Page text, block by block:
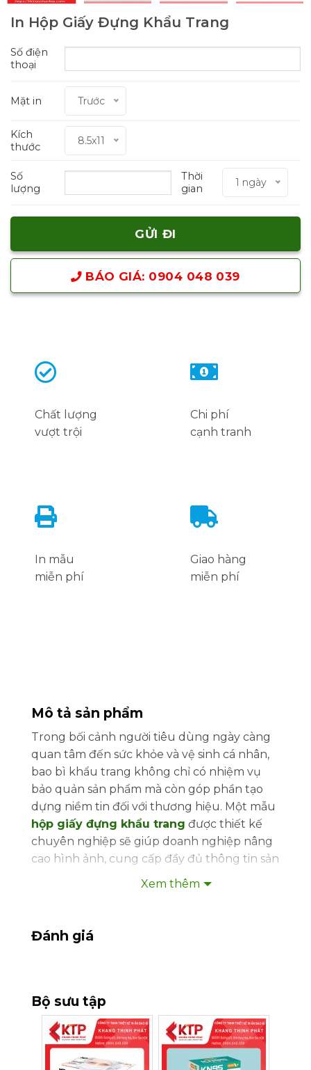
In Hộp Giấy Đựng Khẩu Trang
Số điện
thoại
Mặt in Trước
Kích
thước
8.5x11
Số
lượng
Thời
gian
1 ngày
BÁO GIÁ: 0904 048 039
Chất lượng
vượt trội
Chi phí
cạnh tranh
In mẫu
miễn phí
Giao hàng
miễn phí
Mô tả sản phẩm
Trong bối cảnh người tiêu dùng ngày càng
quan tâm đến sức khỏe và vệ sinh cá nhân,
bao bì khẩu trang không chỉ có nhiệm vụ
bảo quản sản phẩm mà còn góp phần tạo
dựng niềm tin đối với thương hiệu. Một mẫu
hộp giấy đựng khẩu trang được thiết kế
chuyên nghiệp sẽ giúp doanh nghiệp nâng
cao hình ảnh, cung cấp đầy đủ thông tin sản
phẩm và tăng khả năng cạnh tranh trên thị
giấy đựng khẩu trang theo yêu cầu với
nghiệp sản xuất khẩu trang y tế, khẩu trang
than hoạt tính, khẩu trang KF94, KN95 và
nhiều dòng khẩu trang cao cấp khác.
1. Vai trò của hộp giấy đựng khẩu
Xem thêm
Đánh giá
Bộ sưu tập